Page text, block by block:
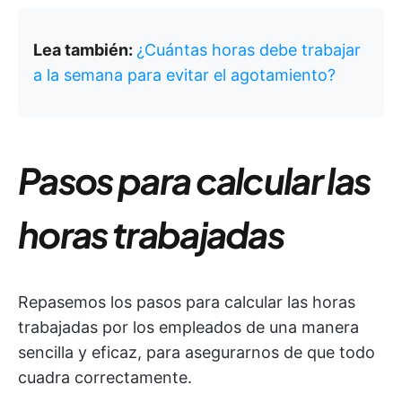
Lea también: ¿Cuántas horas debe trabajar
a la semana para evitar el agotamiento?
Pasos para calcular las
horas trabajadas
Repasemos los pasos para calcular las horas
trabajadas por los empleados de una manera
sencilla y eficaz, para asegurarnos de que todo
cuadra correctamente.